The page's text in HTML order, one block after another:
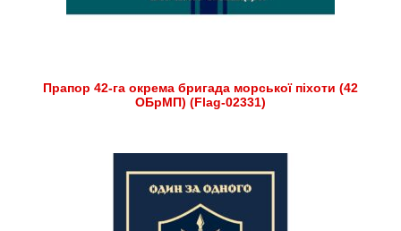
Прапор 42-га окрема бригада морської піхоти (42
ОБрМП) (Flag-02331)